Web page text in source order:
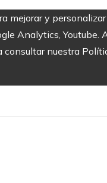
mejorar y
Analytics,
nuestra